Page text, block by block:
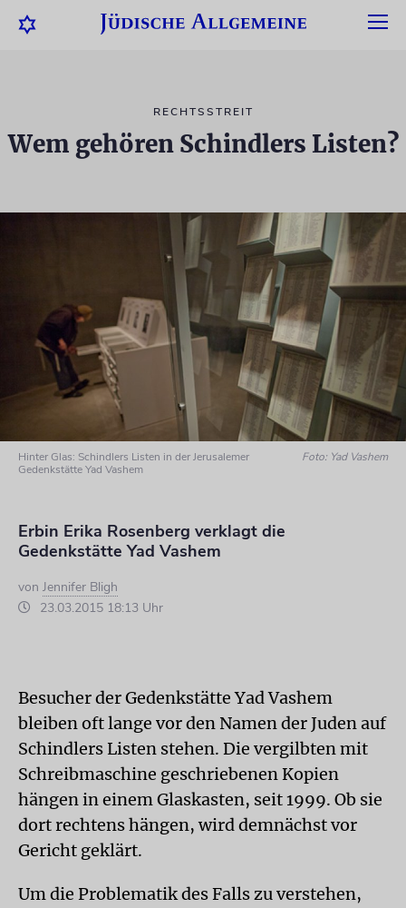
RECHTSSTREIT
Wem gehören Schindlers Listen?
Hinter Glas: Schindlers Listen in der Jerusalemer
Gedenkstätte Yad Vashem
Foto: Yad Vashem
Erbin Erika Rosenberg verklagt die
Gedenkstätte Yad Vashem
von Jennifer Bligh
23.03.2015 18:13 Uhr
Besucher der Gedenkstätte Yad Vashem
bleiben oft lange vor den Namen der Juden auf
Schindlers Listen stehen. Die vergilbten mit
Schreibmaschine geschriebenen Kopien
hängen in einem Glaskasten, seit 1999. Ob sie
dort rechtens hängen, wird demnächst vor
Gericht geklärt.
Um die Problematik des Falls zu verstehen,